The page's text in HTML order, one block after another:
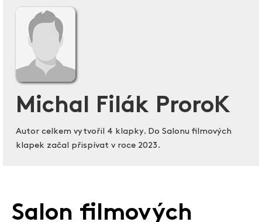
Michal Filák ProroK
Autor celkem vytvořil 4 klapky. Do Salonu filmových
klapek začal přispívat v roce 2023.
Salon filmových